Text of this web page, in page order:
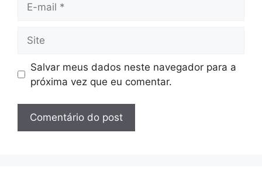
mail
Salvar meus dados neste navegador para a
próxima vez que eu comentar.